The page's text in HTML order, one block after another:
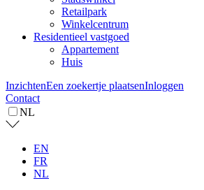
Retailpark
Winkelcentrum
Residentieel vastgoed
Appartement
Huis
InzichtenEen zoekertje plaatsenInloggen
Contact
NL
EN
FR
NL